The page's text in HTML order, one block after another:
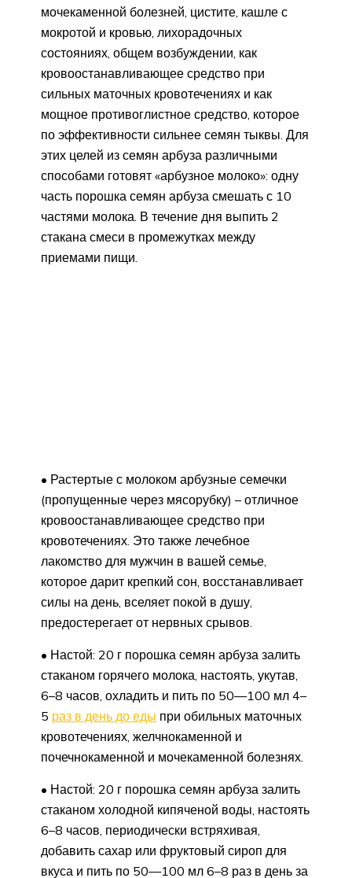
мочекаменной болезней, цистите, кашле с
мокротой и кровью, лихорадочных
состояниях, общем возбуждении, как
кровоостанавливающее средство при
сильных маточных кровотечениях и как
мощное противоглистное средство, которое
по эффективности сильнее семян тыквы. Для
этих целей из семян арбуза различными
способами готовят «арбузное молоко»: одну
часть порошка семян арбуза смешать с 10
частями молока. В течение дня выпить 2
стакана смеси в промежутках между
приемами пищи.
• Растертые с молоком арбузные семечки
(пропущенные через мясорубку) – отличное
кровоостанавливающее средство при
кровотечениях. Это также лечебное
лакомство для мужчин в вашей семье,
которое дарит крепкий сон, восстанавливает
силы на день, вселяет покой в душу,
предостерегает от нервных срывов.
• Настой: 20 г порошка семян арбуза залить
стаканом горячего молока, настоять, укутав,
6–8 часов, охладить и пить по 50—100 мл 4–
5 раз в день до еды при обильных маточных
кровотечениях, желчнокаменной и
почечнокаменной и мочекаменной болезнях.
• Настой: 20 г порошка семян арбуза залить
стаканом холодной кипяченой воды, настоять
6–8 часов, периодически встряхивая,
добавить сахар или фруктовый сироп для
вкуса и пить по 50—100 мл 6–8 раз в день за